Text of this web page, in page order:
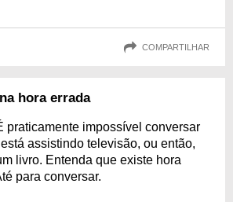
COMPARTILHAR
hora errada
praticamente impossível conversar
assistindo televisão, ou então,
livro. Entenda que existe hora
para conversar.